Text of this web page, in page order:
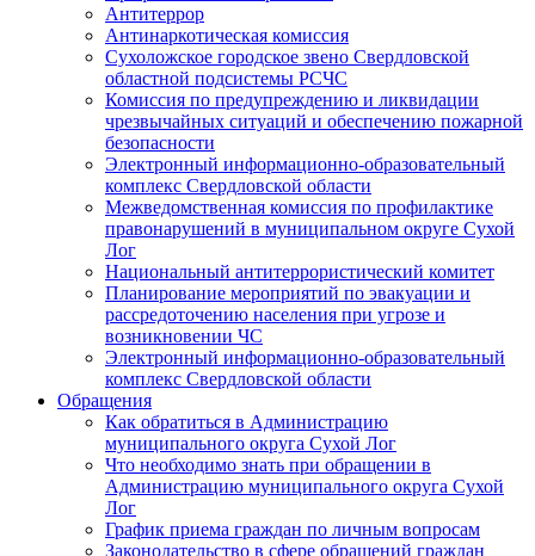
Антитеррор
Антинаркотическая комиссия
Сухоложское городское звено Свердловской
областной подсистемы РСЧС
Комиссия по предупреждению и ликвидации
чрезвычайных ситуаций и обеспечению пожарной
безопасности
Электронный информационно-образовательный
комплекс Cвердловской области
Межведомственная комиссия по профилактике
правонарушений в муниципальном округе Сухой
Лог
Национальный антитеррористический комитет
Планирование мероприятий по эвакуации и
рассредоточению населения при угрозе и
возникновении ЧС
Электронный информационно-образовательный
комплекс Свердловской области
Обращения
Как обратиться в Администрацию
муниципального округа Сухой Лог
Что необходимо знать при обращении в
Администрацию муниципального округа Сухой
Лог
График приема граждан по личным вопросам
Законодательство в сфере обращений граждан